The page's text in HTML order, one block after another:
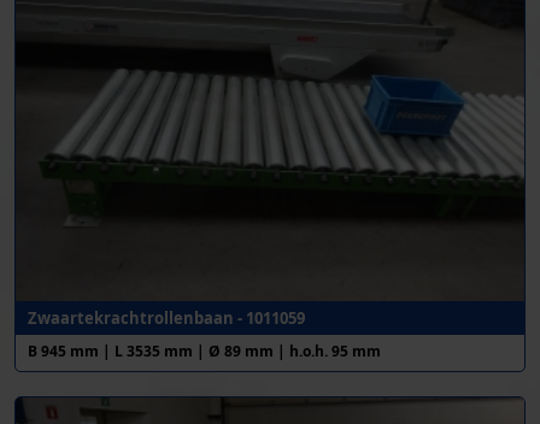
Zwaartekrachtrollenbaan - 1011059
B 945 mm | L 3535 mm | Ø 89 mm | h.o.h. 95 mm